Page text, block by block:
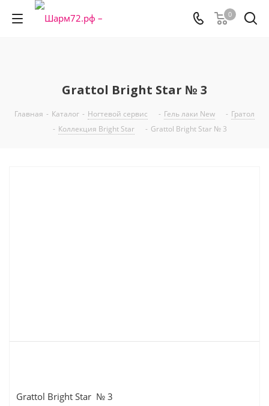
0
Grattol Bright Star № 3
Главная - Каталог - Ногтевой сервис - Гель лаки New - Гратол
- Коллекция Bright Star - Grattol Bright Star № 3
Grattol Bright Star № 3